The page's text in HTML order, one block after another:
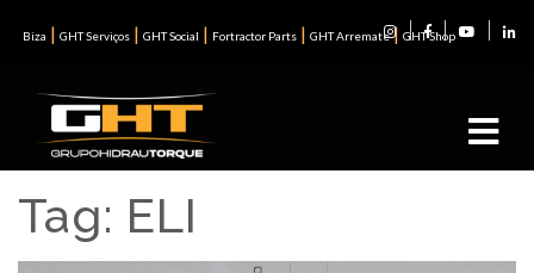
Biza | GHT Serviços | GHT Social | Fortractor Parts | GHT Arremate| GHT Shop
Tag: ELI